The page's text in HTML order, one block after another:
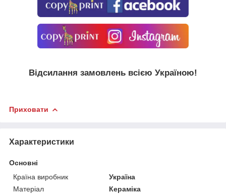
Відсилання замовлень всією Україною!
Приховати
Характеристики
Основні
Країна виробник
Україна
Матеріал
Кераміка